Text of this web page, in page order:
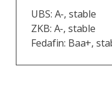
UBS: A-, stable
ZKB: A-, stable
Fedafin: Baa+,